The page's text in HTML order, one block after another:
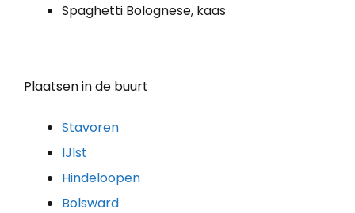
Spaghetti Bolognese, kaas
Plaatsen in de buurt
Stavoren
IJlst
Hindeloopen
Bolsward